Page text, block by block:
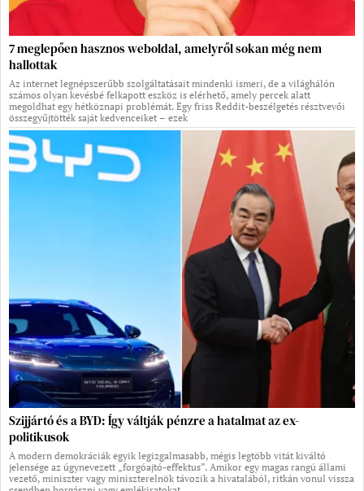
7 meglepően hasznos weboldal, amelyről sokan még nem
hallottak
Az internet legnépszerűbb szolgáltatásait mindenki ismeri, de a világhálón
számos olyan kevésbé felkapott eszköz is elérhető, amely percek alatt
megoldhat egy hétköznapi problémát. Egy friss Reddit-beszélgetés résztvevői
összegyűjtötték saját kedvenceiket – ezek
Szijjártó és a BYD: Így váltják pénzre a hatalmat az ex-
politikusok
A modern demokráciák egyik legizgalmasabb, mégis legtöbb vitát kiváltó
jelensége az úgynevezett „forgóajtó-effektus”. Amikor egy magas rangú állami
vezető, miniszter vagy miniszterelnök távozik a hivatalából, ritkán vonul vissza